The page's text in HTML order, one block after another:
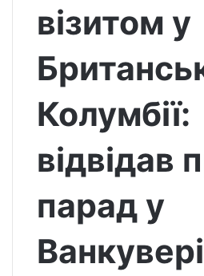
візитом у
Колумбії:
відвідав
парад у